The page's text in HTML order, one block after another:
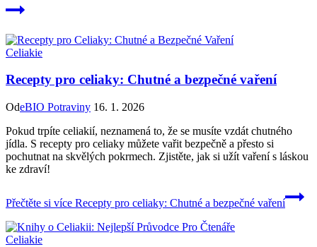
Celiakie
Recepty pro celiaky: Chutné a bezpečné vaření
OdeBIO Potraviny 16. 1. 2026
Pokud trpíte celiakií, neznamená to, že se musíte vzdát chutného
jídla. S recepty pro celiaky můžete vařit bezpečně a přesto si
pochutnat na skvělých pokrmech. Zjistěte, jak si užít vaření s láskou
ke zdraví!
Přečtěte si více Recepty pro celiaky: Chutné a bezpečné vaření
Celiakie